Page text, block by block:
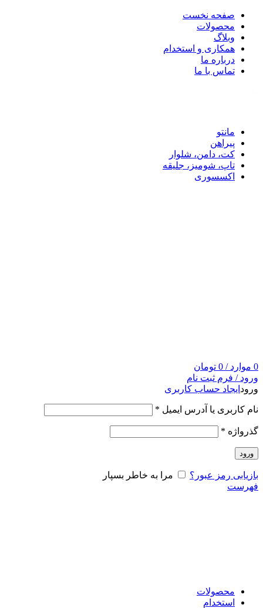
صفحه نخست
محصولات
وبلاگ
همکاری و استخدام
درباره ما
تماس با ما
مانتو
پیراهن
کت، دامن، شلوار
تاپ، شومیز، جلیقه
اکسسوری
0 موارد /
0 تومان
ورود / فرم ثبت نام
ورود ایجاد حساب کاربری
نام کاربری یا آدرس ایمیل *
گذرواژه *
ورود
بازیابی رمز عبور؟
مرا به خاطر بسپار
فهرست
محصولات
استخدام